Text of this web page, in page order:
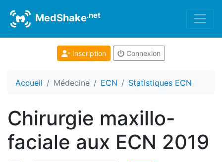
MedShake.net
Inscription Connexion
Accueil Médecine ECN Statistiques ECN
Chirurgie maxillo-
faciale aux ECN 2019